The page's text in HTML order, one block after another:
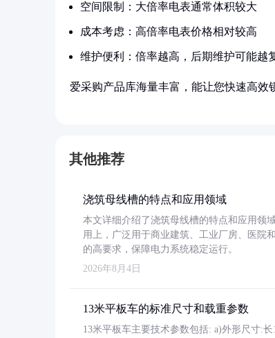
空间限制：大倍率电表通常体积较大
成本考虑：高倍率电表价格相对较高
维护便利：倍率越高，后期维护可能越
爱采购产品库海量丰富，能让您快速高效
其他推荐
浇筑母线槽的特点和应用领域
本文详细介绍了浇筑母线槽的特点和应用领
用上，广泛用于商业建筑、工业厂房、医院
的高要求，保障电力系统稳定运行。
2026年8月4日
13米平板车的标准尺寸和载重参数
13米平板车主要技术参数包括: a)外形尺寸: